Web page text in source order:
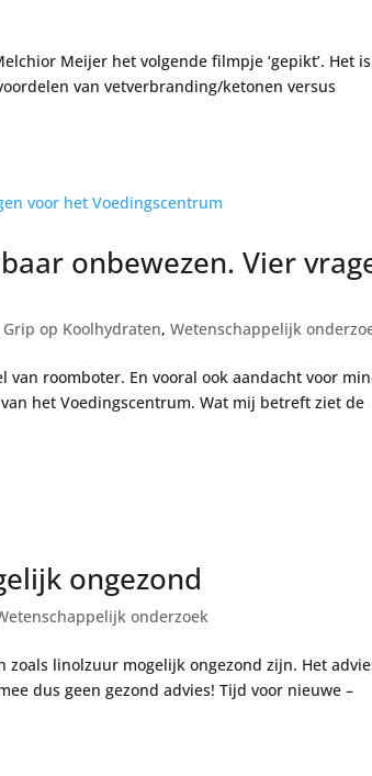
Meijer het volgende filmpje ‘gepikt’. Het
van vetverbranding/ketonen versus
onbewezen. Vier
Grip op Koolhydraten,Wetenschappelijk
roomboter. En vooral ook aandacht voor
het Voedingscentrum. Wat mij betreft ziet de
ongezond
onderzoek
zoals linolzuur mogelijk ongezond zijn. Het
dus geen gezond advies! Tijd voor nieuwe –